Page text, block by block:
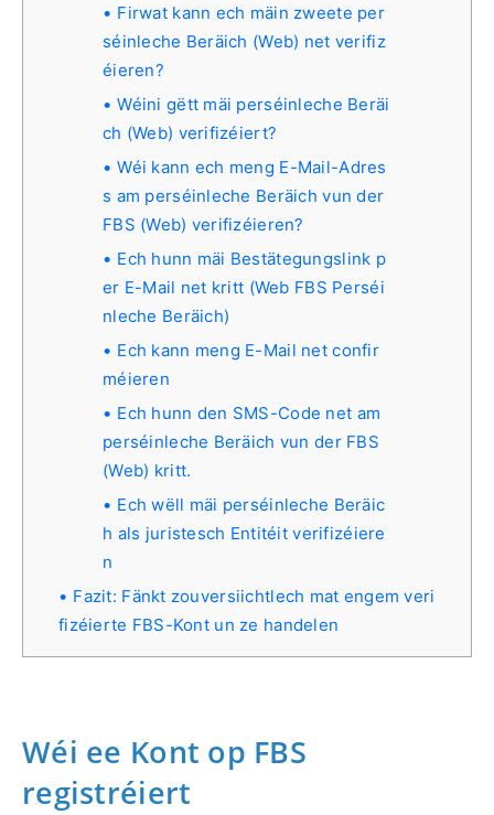
Firwat kann ech mäin zweete per
séinleche Beräich (Web) net verifiz
éieren?
Wéini gëtt mäi perséinleche Beräi
ch (Web) verifizéiert?
Wéi kann ech meng E-Mail-Adres
s am perséinleche Beräich vun der
FBS (Web) verifizéieren?
Ech hunn mäi Bestätegungslink p
er E-Mail net kritt (Web FBS Perséi
nleche Beräich)
Ech kann meng E-Mail net confir
méieren
Ech hunn den SMS-Code net am
perséinleche Beräich vun der FBS
(Web) kritt.
Ech wëll mäi perséinleche Beräic
h als juristesch Entitéit verifizéiere
n
Fazit: Fänkt zouversiichtlech mat engem veri
fizéierte FBS-Kont un ze handelen
Wéi ee Kont op FBS
registréiert